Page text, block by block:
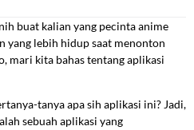
buat kalian yang pecinta anime
yang lebih hidup saat menonton
mari kita bahas tentang aplikasi
tanya apa sih aplikasi ini? Jadi,
sebuah aplikasi yang